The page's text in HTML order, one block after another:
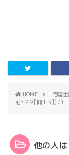
HOME 宅建
宅H２９[問１３](２)
他の人